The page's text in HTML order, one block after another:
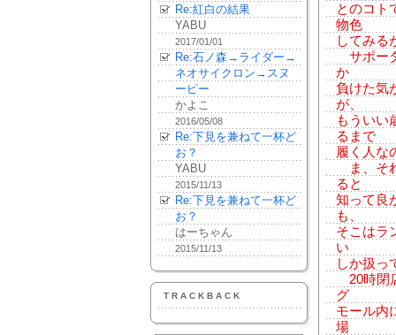
Re:紅白の結果
YABU
2017/01/01
Re:石ノ森→ライダー→
ネオサイクロン→スヌ
ーピー
かよこ
2016/05/08
Re:下見を兼ねて一杯ど
お？
YABU
2015/11/13
Re:下見を兼ねて一杯ど
お？
はーちゃん
2015/11/13
TRACKBACK
とのコト
物色
してみる
サポー
か
負けた気
が、
もういい
るまで
履く人な
ま、そ
ると
知って良
も、
そこはラ
い
しか扱っ
20時閉
グ
モール内
場